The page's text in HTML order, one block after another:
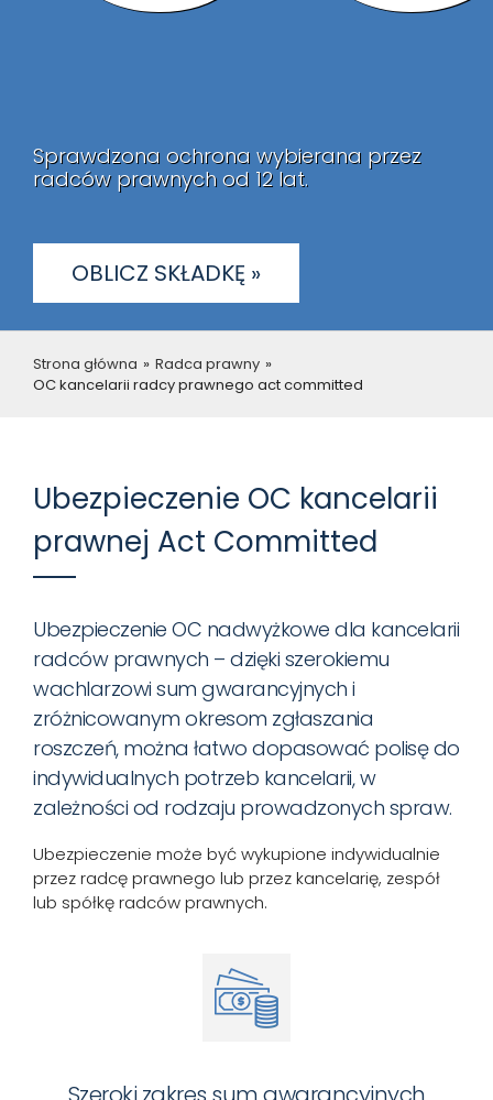
Sprawdzona ochrona wybierana przez
radców prawnych od 12 lat.
OBLICZ SKŁADKĘ »
Strona główna » Radca prawny »
OC kancelarii radcy prawnego act committed
Ubezpieczenie OC kancelarii
prawnej Act Committed
Ubezpieczenie OC nadwyżkowe dla kancelarii
radców prawnych – dzięki szerokiemu
wachlarzowi sum gwarancyjnych i
zróżnicowanym okresom zgłaszania
roszczeń, można łatwo dopasować polisę do
indywidualnych potrzeb kancelarii, w
zależności od rodzaju prowadzonych spraw.
Ubezpieczenie może być wykupione indywidualnie
przez radcę prawnego lub przez kancelarię, zespół
lub spółkę radców prawnych.